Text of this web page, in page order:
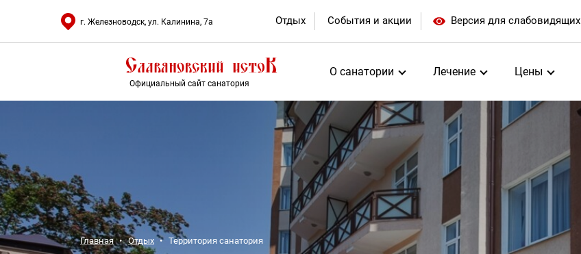
г. Железноводск, ул. Калинина, 7а Отдых События и акции Версия для слабовидящих
Официальный сайт санатория
О санатории Лечение Цены
Главная Отдых Территория санатория